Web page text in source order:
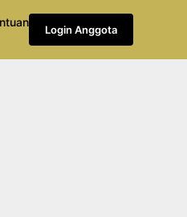
Login Anggota